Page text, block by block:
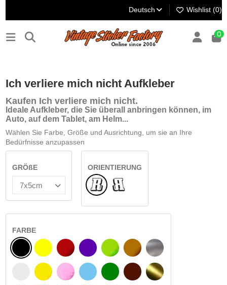
Deutsch Wishlist (0)
0
-50%
Ich verliere mich nicht Aufkleber
Kaufen Ich verliere mich nicht.
Ideale Aufkleber, die Sie überall anbringen können, im
Auto, auf dem Tablet, am Helm...
Wählen Sie Farbe, Größe und Ausrichtung, um sie an Ihre
Bedürfnisse anzupassen
GRÖßE
ORIENTIERUNG
NormaleUmgedreht
FARBE
SCHWARZ
WEIß
GELB
GELBES SIGNAL
BURGUND
ROSE
VIOLETT
HELLBLAU
HELLGRÜN
GRÜN
HASELNUSS
DUNKELBRAUN
SILBER
GOLD